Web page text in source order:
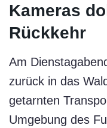
Kameras
Rückkehr
Am
zurück in das
getarnten
Umgebung des